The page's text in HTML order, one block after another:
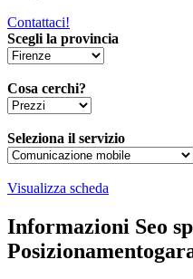
Contattaci!
Scegli la provincia
Cosa cerchi?
Seleziona il servizio
Visualizza scheda
Informazioni Seo